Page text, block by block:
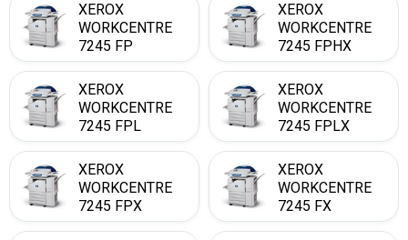
XEROX
WORKCENTRE
7245 FP
XEROX
WORKCENTRE
7245 FPHX
XEROX
WORKCENTRE
7245 FPL
XEROX
WORKCENTRE
7245 FPLX
XEROX
WORKCENTRE
7245 FPX
XEROX
WORKCENTRE
7245 FX